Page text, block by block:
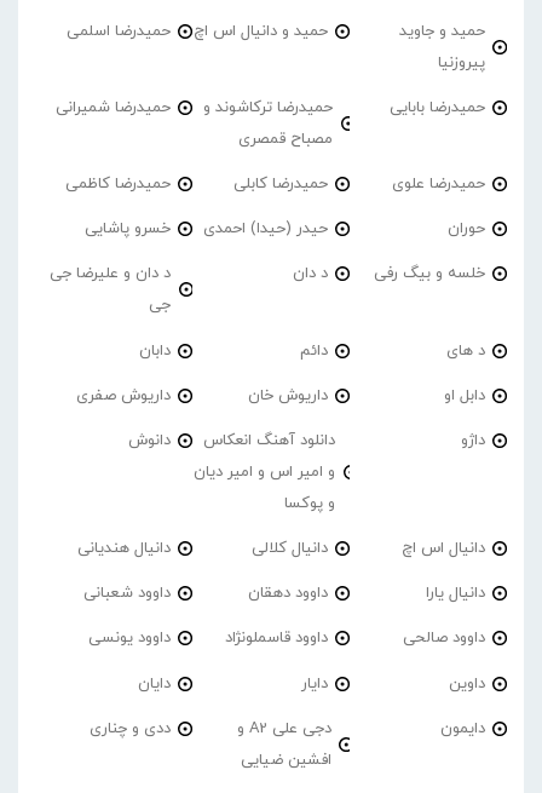
حمید و جاوید
پیروزنیا
حمید و دانیال اس اچ حمیدرضا اسلمی
حمیدرضا بابایی
حمیدرضا ترکاشوند و
مصباح قمصری
حمیدرضا شمیرانی
حمیدرضا علوی حمیدرضا کابلی حمیدرضا کاظمی
حوران حیدر (حیدا) احمدی خسرو پاشایی
خلسه و بیگ رفی د دان
د دان و علیرضا جی
جی
د های دائم دابان
دابل او داریوش خان داریوش صفری
داژو
دانلود آهنگ انعکاس
و امیر اس و امیر دیان
و پوکسا
دانوش
دانیال اس اچ دانیال کلالی دانیال هندیانی
دانیال یارا داوود دهقان داوود شعبانی
داوود صالحی داوود قاسملونژاد داوود یونسی
داوین دایار دایان
دایمون
دجی علی A2 و
افشین ضیایی
ددی و چناری